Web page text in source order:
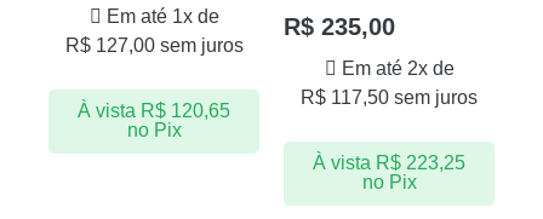
Em até 1x de
R$127,00sem juros
À vista R$ 120,65
no Pix
R$ 235,00
Em até 2x de
R$ 117,50 sem juros
À vista R$ 223,25
no Pix